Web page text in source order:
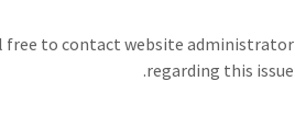
free to contact website administrator
regarding this issue.